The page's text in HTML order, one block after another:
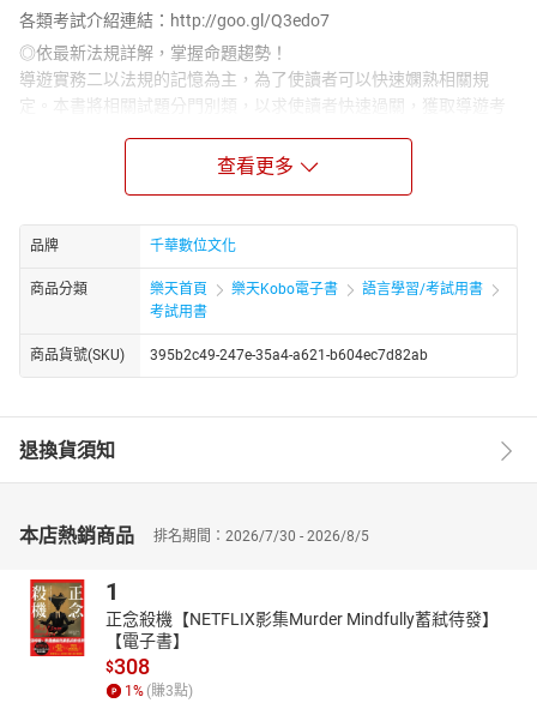
各類考試介紹連結：http://goo.gl/Q3edo7
◎依最新法規詳解，掌握命題趨勢！
導遊實務二以法規的記憶為主，為了使讀者可以快速嫻熟相關規
定。本書將相關試題分門別類，以求使讀者快速過關，獲取導遊考
◎主題式試題整合，題型徹底破解！
本書蒐羅歷年試題及模擬題庫，依主題分類編寫。並有名師精彩解
書前精編最新命題題型分類解析，並有相關模擬題以供演練。讓您
快速掌握破題技巧與命題方式。
◎108 年導遊實務 ( 二 ) 考試試題落點分析
正命題大綱之精神，在題目數的部分，亦維持107年的50題， 對於
應試者而言，相對減輕了不少壓力。
就試題型態而言，大致可以分為數字題、觀念（理解、步驟、程
序）題、主管機關、權限、 定義、法規⋯⋯幾個大類，其中數字題
型（時間、罰鍰、人數、金額⋯⋯）仍是非常受歡迎的題型。
業管理規則」、「導 遊人員管理規則」、⋯⋯等仍然占了相當比例
之題分，值得注意的是，「旅館業管理規則」在本年度仍頗受命題
者之青睞。
在入出境法規與實務方面，除了「護照條例及其施行細則」、「外
國護照簽證條例」之外，本年度亦出現有關「落地簽證」、「免簽
證入境待遇」相關考題。
在兩岸相關法規方面，本年度試題仍聚焦於「臺灣地區與大陸地區
查看更多
品牌 千華數位文化
商品分類 樂天首頁 樂天Kobo電子書
語言學習/考試用書
考試用書
商品貨號(SKU) 395b2c49-247e-35a4-a621-b604ec7d82ab
退換貨須知
本店熱銷商品 排名期間：2026/7/30 - 2026/8/5
1
正念殺機【NETFLIX影集Murder Mindfully蓄弒待發】
【電子書】
$308
1 % (賺3點)